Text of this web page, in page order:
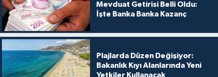
Mevduat Getirisi Belli Oldu:
İşte Banka Banka Kazanç
Plajlarda Düzen Değişiyor:
Bakanlık Kıyı Alanlarında Yeni
Yetkiler Kullanacak